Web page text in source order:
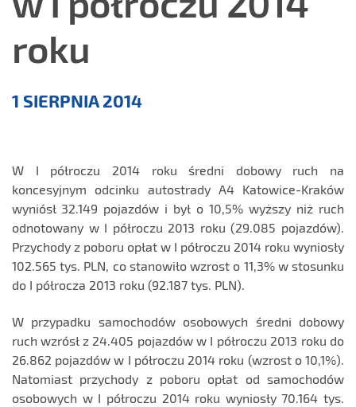
roku
do
1 SIERPNIA 2014
W I półroczu 2014 roku średni dobowy ruch na
koncesyjnym odcinku autostrady A4 Katowice-Kraków
wyniósł 32.149 pojazdów i był o 10,5% wyższy niż ruch
odnotowany w I półroczu 2013 roku (29.085 pojazdów).
Przychody z poboru opłat w I półroczu 2014 roku wyniosły
102.565 tys. PLN, co stanowiło wzrost o 11,3% w stosunku
do I półrocza 2013 roku (92.187 tys. PLN).
W przypadku samochodów osobowych średni dobowy
ruch wzrósł z 24.405 pojazdów w I półroczu 2013 roku do
26.862 pojazdów w I półroczu 2014 roku (wzrost o 10,1%).
Natomiast przychody z poboru opłat od samochodów
osobowych w I półroczu 2014 roku wyniosły 70.164 tys.